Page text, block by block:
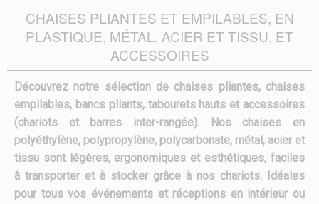
CHAISES PLIANTES ET EMPILABLES, EN
PLASTIQUE, MÉTAL, ACIER ET TISSU, ET
ACCESSOIRES
Découvrez notre sélection de chaises pliantes, chaises
empilables, bancs pliants, tabourets hauts et accessoires
(chariots et barres inter-rangée). Nos chaises en
polyéthylène, polypropylène, polycarbonate, métal, acier et
tissu sont légères, ergonomiques et esthétiques, faciles
à transporter et à stocker grâce à nos chariots. Idéales
pour tous vos événements et réceptions en intérieur ou